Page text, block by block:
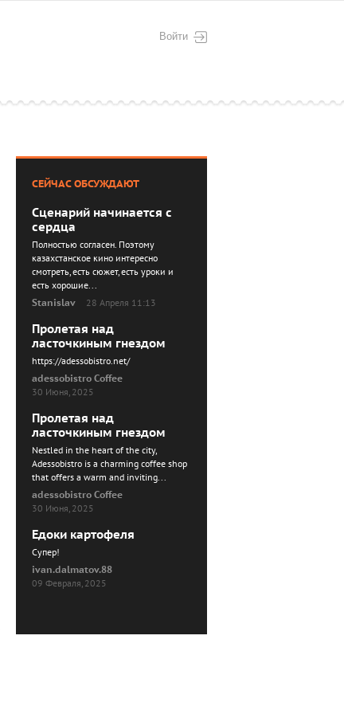
Войти
СЕЙЧАС ОБСУЖДАЮТ
Сценарий начинается с
сердца
Полностью согласен. Поэтому
казахстанское кино интересно
смотреть, есть сюжет, есть уроки и
есть хорошие...
Stanislav
28 Апреля 11:13
Пролетая над
ласточкиным гнездом
https://adessobistro.net/
adessobistro Coffee
30 Июня, 2025
Пролетая над
ласточкиным гнездом
Nestled in the heart of the city,
Adessobistro is a charming coffee shop
that offers a warm and inviting...
adessobistro Coffee
30 Июня, 2025
Едоки картофеля
Cупер!
ivan.dalmatov.88
09 Февраля, 2025